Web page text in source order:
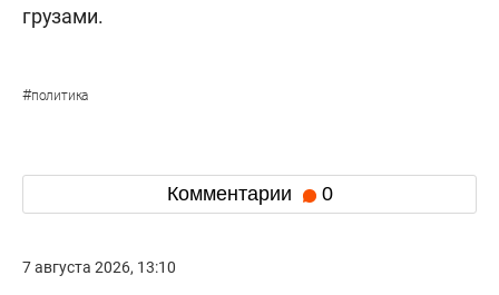
грузами.
#политика
Комментарии 0
7 августа 2026, 13:10